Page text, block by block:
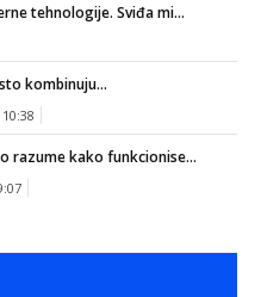
tehnologije. Sviđa mi...
kombinuju...
razume kako funkcionise...